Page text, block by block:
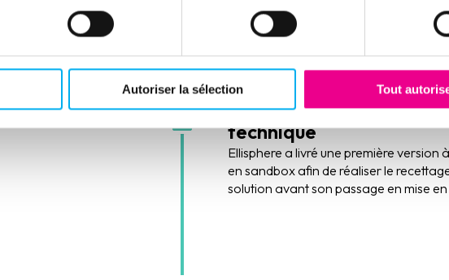
Autoriser la sélection Tout
ainsi que
à la meilleure
Livraison et tests de la
technique
Ellisphere a livré une première version
en sandbox afin de réaliser le
solution avant son passage en mise